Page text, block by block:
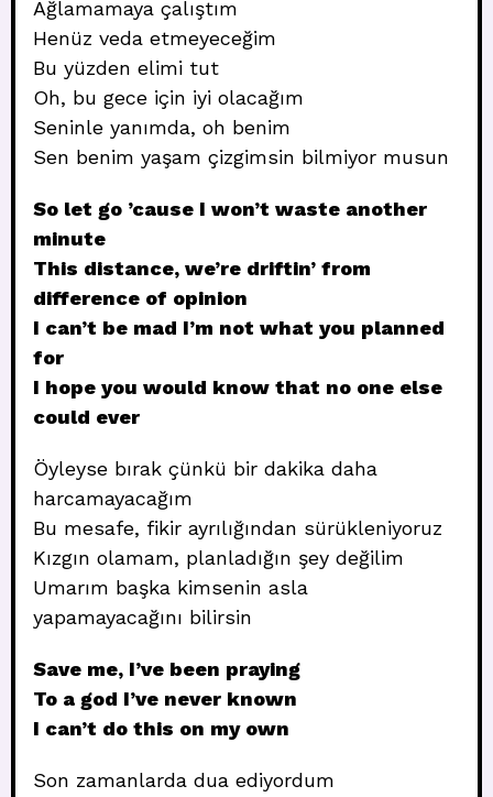
Ağlamamaya çalıştım
Henüz veda etmeyeceğim
Bu yüzden elimi tut
Oh, bu gece için iyi olacağım
Seninle yanımda, oh benim
Sen benim yaşam çizgimsin bilmiyor musun
So let go ’cause I won’t waste another
minute
This distance, we’re driftin’ from
difference of opinion
I can’t be mad I’m not what you planned
for
I hope you would know that no one else
could ever
Öyleyse bırak çünkü bir dakika daha
harcamayacağım
Bu mesafe, fikir ayrılığından sürükleniyoruz
Kızgın olamam, planladığın şey değilim
Umarım başka kimsenin asla
yapamayacağını bilirsin
Save me, I’ve been praying
To a god I’ve never known
I can’t do this on my own
Son zamanlarda dua ediyordum